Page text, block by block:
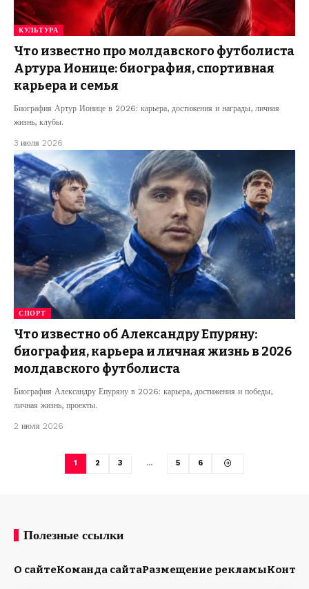
КУЛЬТУРА
Что известно про молдавского футболиста
Артура Ионице: биография, спортивная
карьера и семья
Биография Артур Ионице в 2026: карьера, достижения и награды, личная
жизнь, клубы.
3 июля 2026
СПОРТ
Что известно об Александру Епуряну:
биография, карьера и личная жизнь в 2026
молдавского футболиста
Биография Александру Епуряну в 2026: карьера, достижения и победы,
личная жизнь, проекты.
2 июля 2026
1 2 3 … 5 6
Полезные ссылки
О сайтеКоманда сайтаРазмещение рекламы